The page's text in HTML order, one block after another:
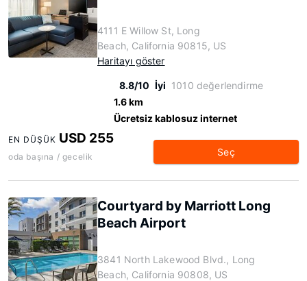
4111 E Willow St, Long
Beach, California 90815, US
Haritayı göster
8.8/10 İyi 1010 değerlendirme
1.6 km
Ücretsiz kablosuz internet
EN DÜŞÜK USD 255
oda başına / gecelik Seç
Courtyard by Marriott Long
Beach Airport
3841 North Lakewood Blvd., Long
Beach, California 90808, US